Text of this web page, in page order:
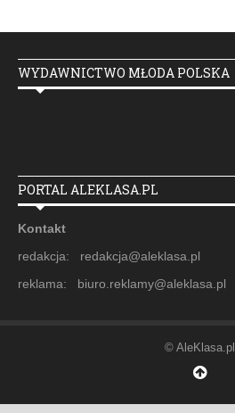
WYDAWNICTWO MŁODA POLSKA
PORTAL ALEKLASA.PL
Kontakt
redakcja: redakcja@aleklasa.pl
reklama: biuro.reklamy@aleklasa.pl
© AleKlasa.pl